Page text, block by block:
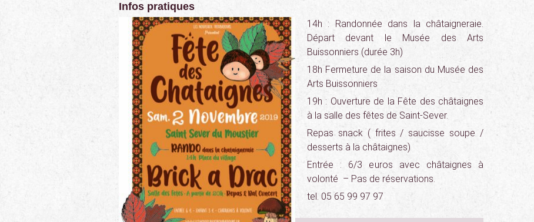
Infos pratiques
14h : Randonnée dans la châtaigneraie.
Départ devant le Musée des Arts
Buissonniers (durée 3h)
18h Fermeture de la saison du Musée des
Arts Buissonniers
19h : Ouverture de la Fête des châtaignes
à la salle des fêtes de Saint-Sever.
Repas snack ( frites / saucisse soupe /
desserts à la châtaignes)
Entrée : 6/3 euros avec châtaignes à
volonté – Pas de réservations.
tel. 05 65 99 97 97